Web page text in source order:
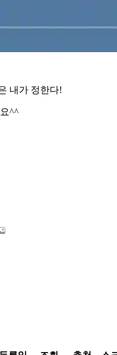
내가 정한다!
^^